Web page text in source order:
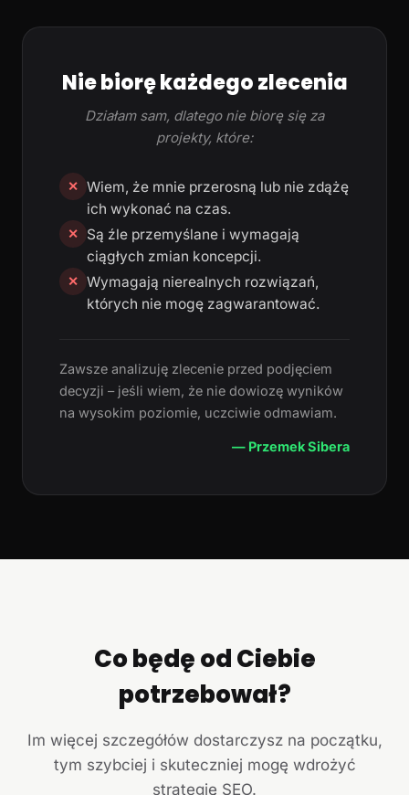
Nie biorę każdego zlecenia
Działam sam, dlatego nie biorę się za
projekty, które:
✕ Wiem, że mnie przerosną lub nie zdążę
ich wykonać na czas.
✕
Są źle przemyślane i wymagają
ciągłych zmian koncepcji.
✕ Wymagają nierealnych rozwiązań,
których nie mogę zagwarantować.
Zawsze analizuję zlecenie przed podjęciem
decyzji – jeśli wiem, że nie dowiozę wyników
na wysokim poziomie, uczciwie odmawiam.
— Przemek Sibera
Co będę od Ciebie
potrzebował?
Im więcej szczegółów dostarczysz na początku,
tym szybciej i skuteczniej mogę wdrożyć
strategię SEO.